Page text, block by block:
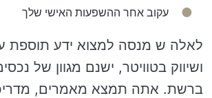
עקוב אחר ההשפעות האישי שלך
לאלה ש מנסה למצוא ידע תוספת
ושיווק בטוויטר, ישנם מגוון של
ברשת. אתה תמצא מאמרים,